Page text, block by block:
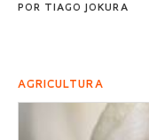
POR TIAGO JOKURA
AGRICULTURA